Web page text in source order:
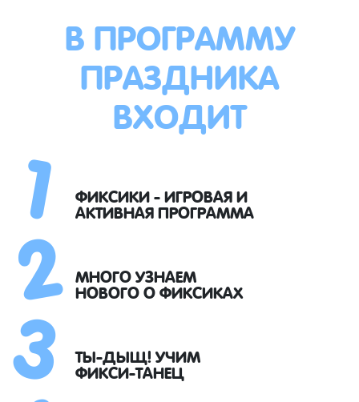
В ПРОГРАММУ
ПРАЗДНИКА
ВХОДИТ
ФИКСИКИ - ИГРОВАЯ И
АКТИВНАЯ ПРОГРАММА
МНОГО УЗНАЕМ
НОВОГО О ФИКСИКАХ
ТЫ-ДЫЩ! УЧИМ
ФИКСИ-ТАНЕЦ